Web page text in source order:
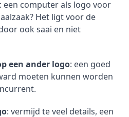
: een computer als logo voor
Het ligt voor de
ook saai en niet
een ander logo: een goed
moeten kunnen worden
: vermijd te veel details, een